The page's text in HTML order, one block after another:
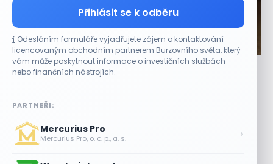
Přihlásit se k odběru
Odesláním formuláře vyjadřujete zájem o kontaktování
licencovaným obchodním partnerem Burzovního světa, který
vám může poskytnout informace o investičních službách
nebo finančních nástrojích.
PARTNEŘI:
Mercurius Pro
Mercurius Pro, o. c. p., a. s. ›
CO HÝBE TRHEM
Akcie Sandisk po výsledcích klesají. Analytici
hodnotí další výhled
Akcie výrobce paměťových čipů Sandisk (SNDK) se ve
čtvrtek v předobchodní fázi propadly...